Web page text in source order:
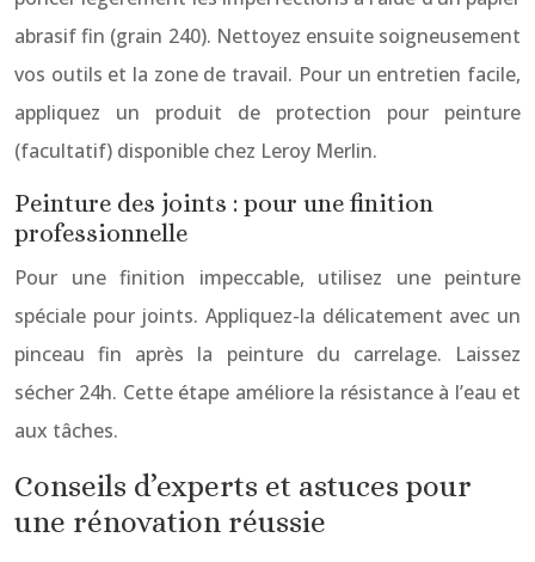
abrasif fin (grain 240). Nettoyez ensuite soigneusement
vos outils et la zone de travail. Pour un entretien facile,
appliquez un produit de protection pour peinture
(facultatif) disponible chez Leroy Merlin.
Peinture des joints : pour une finition
professionnelle
Pour une finition impeccable, utilisez une peinture
spéciale pour joints. Appliquez-la délicatement avec un
pinceau fin après la peinture du carrelage. Laissez
sécher 24h. Cette étape améliore la résistance à l’eau et
aux tâches.
Conseils d’experts et astuces pour
une rénovation réussie